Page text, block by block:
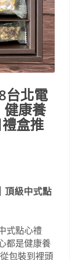
台北電
健康養
盒推
頂級中式點
式點心禮
都是健康養
包裝到裡頭